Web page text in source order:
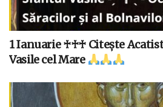
1 Ianuarie ♰♰♰ Citește
Vasile cel Mare